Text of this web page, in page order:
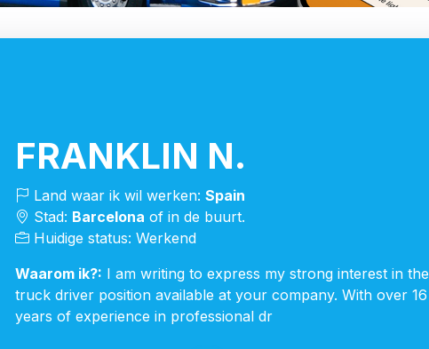
FRANKLIN N.
Land waar ik wil werken: Spain
Stad: Barcelona of in de buurt.
Huidige status: Werkend
Waarom ik?: I am writing to express my strong interest in the
truck driver position available at your company. With over 16
years of experience in professional dr